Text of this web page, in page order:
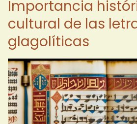
Importancia
cultural de las
glagolíticas